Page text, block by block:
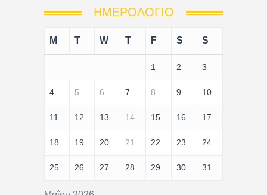
ΗΜΕΡΟΛΌΓΙΟ
M T W T F S S
1 2 3
4 5 6 7 8 9 10
11 12 13 14 15 16 17
18 19 20 21 22 23 24
25 26 27 28 29 30 31